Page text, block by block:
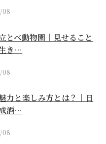
08
とべ動物園｜見せること
き…
08
力と楽しみ方とは？｜日
酒…
08